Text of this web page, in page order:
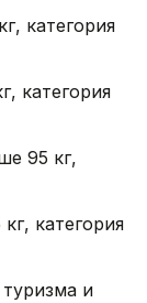
категория
категория
95 кг,
категория
и